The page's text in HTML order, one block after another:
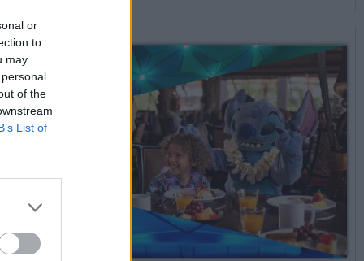
or
to
may
of the
List of